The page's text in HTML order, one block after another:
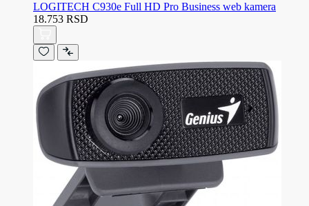
LOGITECH C930e Full HD Pro Business web kamera
18.753 RSD